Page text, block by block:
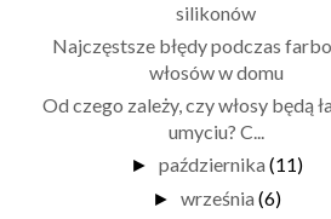
silikonów
Najczęstsze błędy podczas
włosów w domu
Od czego zależy, czy włosy będą
umyciu? C...
► października (11)
► września (6)